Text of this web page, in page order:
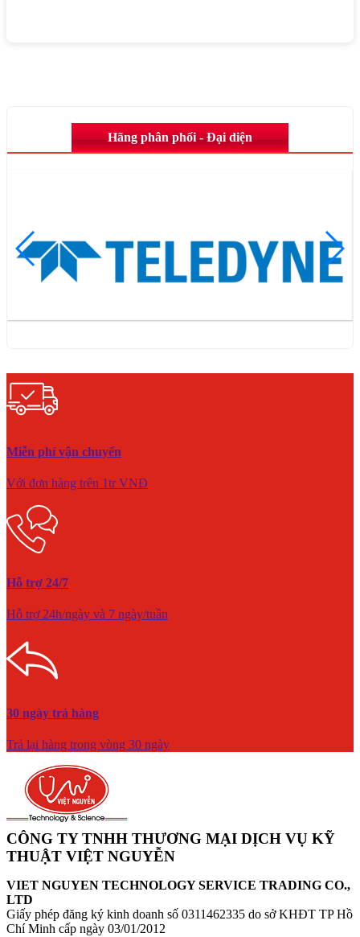
Hãng phân phối - Đại diện
Miễn phí vận chuyển
Với đơn hàng trên 1tr VNĐ
Hỗ trợ 24/7
Hỗ trợ 24h/ngày và 7 ngày/tuần
30 ngày trả hàng
Trả lại hàng trong vòng 30 ngày
CÔNG TY TNHH THƯƠNG MẠI DỊCH VỤ KỸ
THUẬT VIỆT NGUYỄN
VIET NGUYEN TECHNOLOGY SERVICE TRADING CO.,
LTD
Giấy phép đăng ký kinh doanh số 0311462335 do sở KHĐT TP Hồ
Chí Minh cấp ngày 03/01/2012